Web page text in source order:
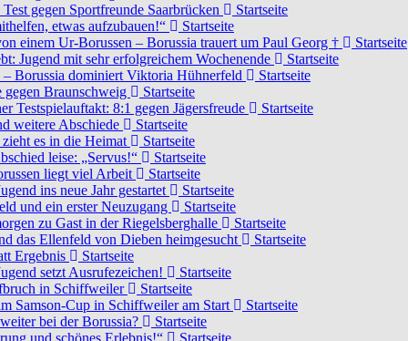
gegen Sportfreunde Saarbrücken
Startseite
etwas aufzubauen!“
Startseite
einem Ur-Borussen – Borussia trauert um Paul Georg †
Startseite
Jugend mit sehr erfolgreichem Wochenende
Startseite
– Borussia dominiert Viktoria Hühnerfeld
Startseite
gegen Braunschweig
Startseite
Testspielauftakt: 8:1 gegen Jägersfreude
Startseite
weitere Abschiede
Startseite
es in die Heimat
Startseite
leise: „Servus!“
Startseite
liegt viel Arbeit
Startseite
ins neue Jahr gestartet
Startseite
und ein erster Neuzugang
Startseite
zu Gast in der Riegelsberghalle
Startseite
das Ellenfeld von Dieben heimgesucht
Startseite
Ergebnis
Startseite
setzt Ausrufezeichen!
Startseite
in Schiffweiler
Startseite
Samson-Cup in Schiffweiler am Start
Startseite
bei der Borussia?
Startseite
und schönes Erlebnis!“ Startseite